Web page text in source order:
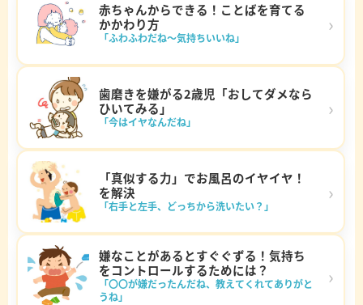
赤ちゃんからできる！ことばを育てる
かかわり方
「ふわふわだね～気持ちいいね」
›
歯磨きを嫌がる2歳児「おしてダメなら
ひいてみる」
「今はイヤなんだね」
›
「真似する力」でお風呂のイヤイヤ！
を解決
「右手と左手、どっちから洗いたい？」
›
嫌なことがあるとすぐぐずる！気持ち
をコントロールするためには？
「〇〇が嫌だったんだね、教えてくれてありがと
うね」
›